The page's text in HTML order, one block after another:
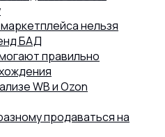
нельзя
БАД
правильно
WB и Ozon
продаваться на